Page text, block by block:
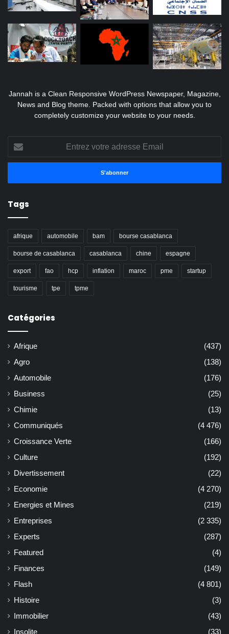
Jannah is a Clean Responsive WordPress Newspaper, Magazine,
News and Blog theme. Packed with options that allow you to
completely customize your website to your needs.
votre
adresse
Tags
afrique automobile bam bourse casablanca
bourse de casablanca casablanca chine espagne
export fao hcp inflation maroc pme startup
tourisme tpe tpme
Catégories
Afrique
(437)
Agro
(138)
Automobile
(176)
Business
(25)
Chimie
(13)
Communiqués
(4 476)
Croissance Verte
(166)
Culture
(192)
Divertissement
(22)
Economie
(4 270)
Energies et Mines
(219)
Entreprises
(2 335)
Experts
(287)
Featured
(4)
Finances
(149)
Flash
(4 801)
Histoire
(3)
Immobilier
(43)
Insolite
(33)